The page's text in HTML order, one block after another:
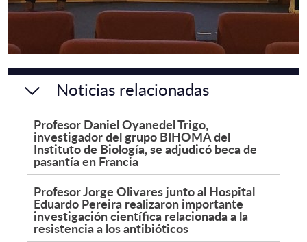
Noticias relacionadas
Profesor Daniel Oyanedel Trigo,
investigador del grupo BIHOMA del
Instituto de Biología, se adjudicó beca de
pasantía en Francia
Profesor Jorge Olivares junto al Hospital
Eduardo Pereira realizaron importante
investigación científica relacionada a la
resistencia a los antibióticos